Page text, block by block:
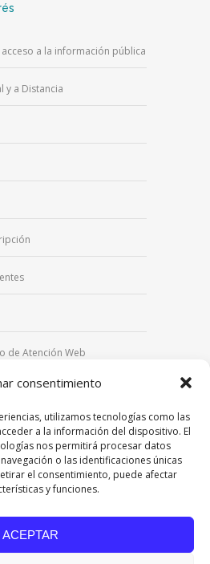
consentimiento
utilizamos tecnologías como las
a la información del dispositivo. El
nos permitirá procesar datos
o las identificaciones únicas
el consentimiento, puede afectar
y funciones.
ACEPTAR
a la información pública
y a Distancia
de Atención Web
Jurídica Resolución
de mayo de 1982